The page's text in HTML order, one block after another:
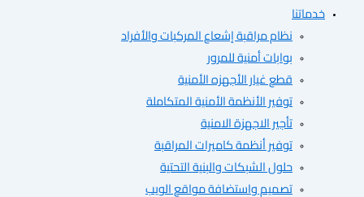
نظام مراقبة إشعاع المركبات والأفراد
بوابات أمنية للمرور
قطع غيار الأجهزه الأمنية
توفير الأنظمة الأمنية المتكاملة
تأجير الاجهزة الامنية
توفير أنظمة كاميرات المراقبة
حلول الشبكات والبنية التحتية
تصميم واستضافة مواقع الويب